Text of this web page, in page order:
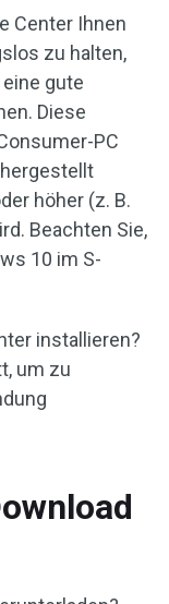
Center Ihnen
zu halten,
gute
Diese
PC
höher (z. B.
Beachten Sie,
10 im S-
installieren?
um zu